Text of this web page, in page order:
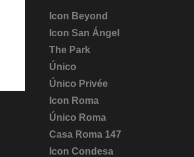
Icon Beyond
Icon San Ángel
The Park
Único
Único Privée
Icon Roma
Único Roma
Casa Roma 147
Icon Condesa